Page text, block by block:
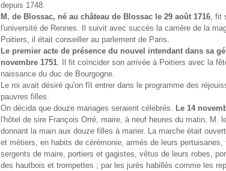
depuis 1748.
M. de Blossac, né au château de Blossac le 29 août 1716, fit
l'université de Rennes. Il suivit avec succès la carrière de la
Poitiers, il était conseiller au parlement de Paris.
Le premier acte de présence du nouvel intendant dans sa
novembre 1751. Il fit coïncider son arrivée à Poitiers avec la
naissance du duc de Bourgogne.
Le roi avait désiré qu'on fît entrer dans le programme des
pauvres filles.
On décida que douze mariages seraient célébrés. Le 14
l'hôtel de sire François Orré, maire, à neuf heures du matin, M.
donnant la main aux douze filles à marier. La marche était
et métiers, en habits de cérémonie, armés de leurs
sergents de maire, portiers et gagistes, vêtus de leurs robes,
des hautbois et trompettes ; par les jurés habillés comme les